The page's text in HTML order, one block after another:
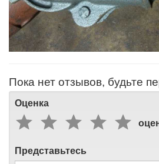
Пока нет отзывов, будьте
Оценка
Представьтесь